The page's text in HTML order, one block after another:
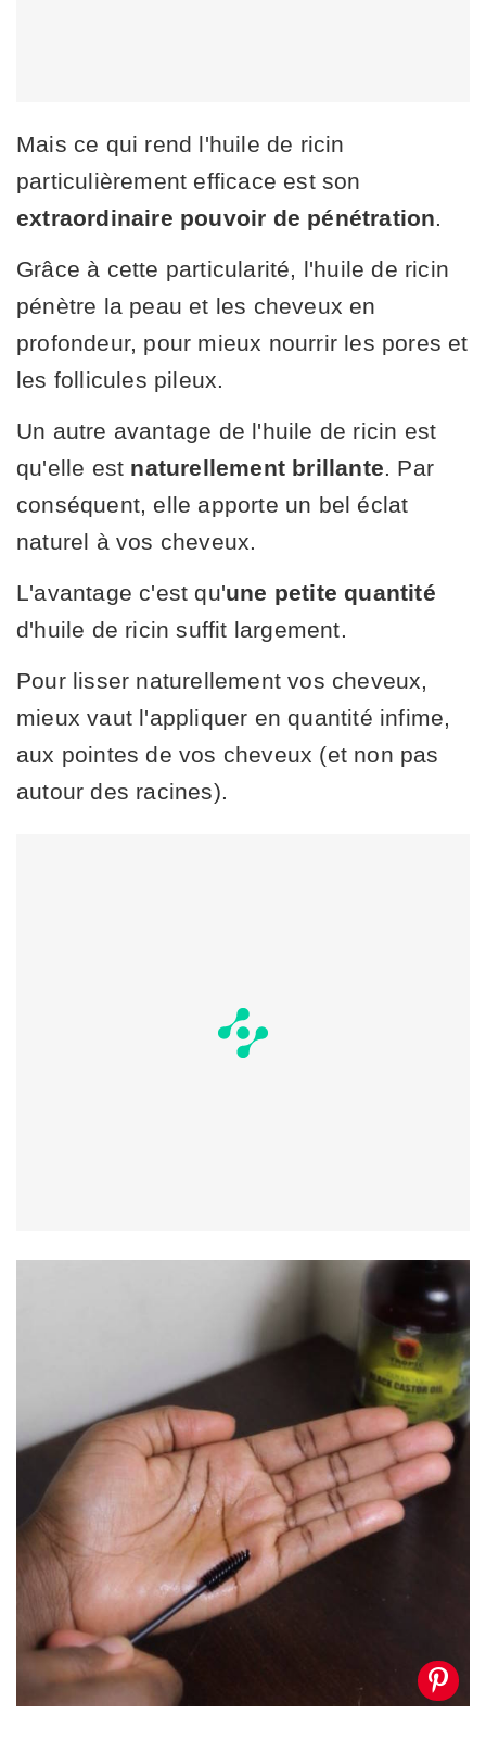
Mais ce qui rend l'huile de ricin
particulièrement efficace est son
extraordinaire pouvoir de pénétration.
Grâce à cette particularité, l'huile de ricin
pénètre la peau et les cheveux en
profondeur, pour mieux nourrir les pores et
les follicules pileux.
Un autre avantage de l'huile de ricin est
qu'elle est naturellement brillante. Par
conséquent, elle apporte un bel éclat
naturel à vos cheveux.
L'avantage c'est qu'une petite quantité
d'huile de ricin suffit largement.
Pour lisser naturellement vos cheveux,
mieux vaut l'appliquer en quantité infime,
aux pointes de vos cheveux (et non pas
autour des racines).